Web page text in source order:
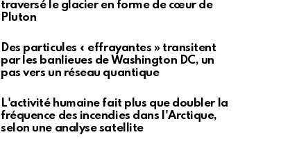
traversé le glacier en forme de cœur de
Pluton
Des particules « effrayantes » transitent
par les banlieues de Washington DC, un
pas vers un réseau quantique
L'activité humaine fait plus que doubler la
fréquence des incendies dans l'Arctique,
selon une analyse satellite